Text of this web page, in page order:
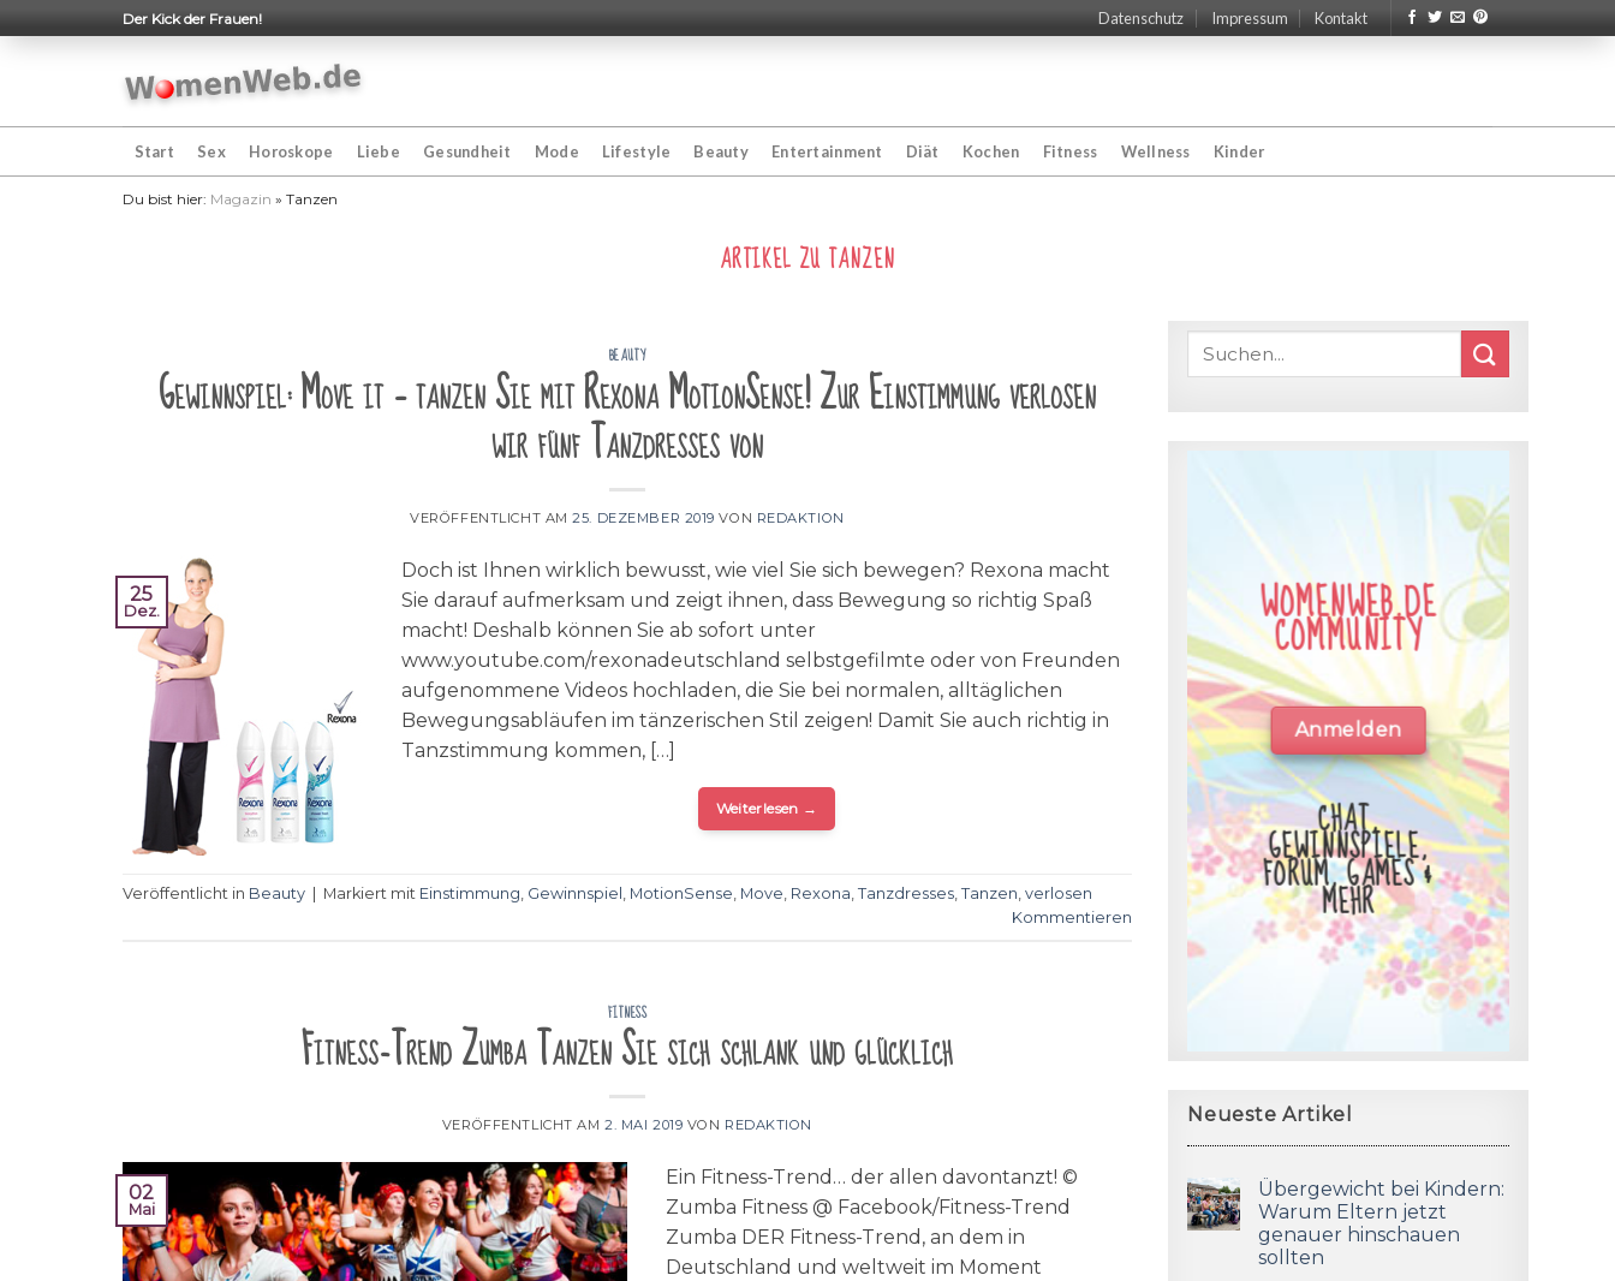
to
Der Kick der Frauen! Datenschutz Impressum Kontakt
Start Sex Horoskope Liebe Gesundheit Mode Lifestyle Beauty Entertainment Diät Kochen Fitness Wellness Kinder
Du bist hier: Magazin » Tanzen
ARTIKEL ZU TANZEN
BEAUTY
Gewinnspiel: Move it – tanzen Sie mit Rexona MotionSense! Zur Einstimmung verlosen
wir fünf Tanzdresses von
VERÖFFENTLICHT AM25. DEZEMBER 2019 VON REDAKTION
25
Dez.
Doch ist Ihnen wirklich bewusst, wie viel Sie sich bewegen? Rexona macht
Sie darauf aufmerksam und zeigt ihnen, dass Bewegung so richtig Spaß
macht! Deshalb können Sie ab sofort unter
www.youtube.com/rexonadeutschland selbstgefilmte oder von Freunden
aufgenommene Videos hochladen, die Sie bei normalen, alltäglichen
Bewegungsabläufen im tänzerischen Stil zeigen! Damit Sie auch richtig in
Tanzstimmung kommen, […]
Weiterlesen →
Veröffentlicht in Beauty Markiert mit Einstimmung, Gewinnspiel , MotionSense, Move, Rexona, Tanzdresses, Tanzen, verlosen
Kommentieren
FITNESS
Fitness-Trend Zumba Tanzen Sie sich schlank und glücklich
VERÖFFENTLICHT AM2. MAI 2019 VON REDAKTION
02
Mai
Ein Fitness-Trend… der allen davontanzt! ©
Zumba Fitness @ Facebook/Fitness-Trend
Zumba DER Fitness-Trend, an dem in
Deutschland und weltweit im Moment
WOMENWEB.DE
COMMUNITY
Anmelden
CHAT,
GEWINNSPIELE,
FORUM, GAMES &
MEHR
Neueste Artikel
Übergewicht bei Kindern:
Warum Eltern jetzt
genauer hinschauen
sollten